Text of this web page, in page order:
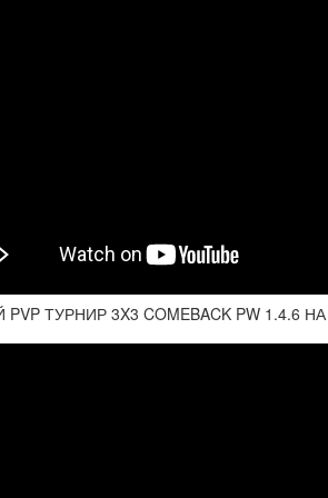
ТУРНИР 3X3 COMEBACK PW 1.4.6